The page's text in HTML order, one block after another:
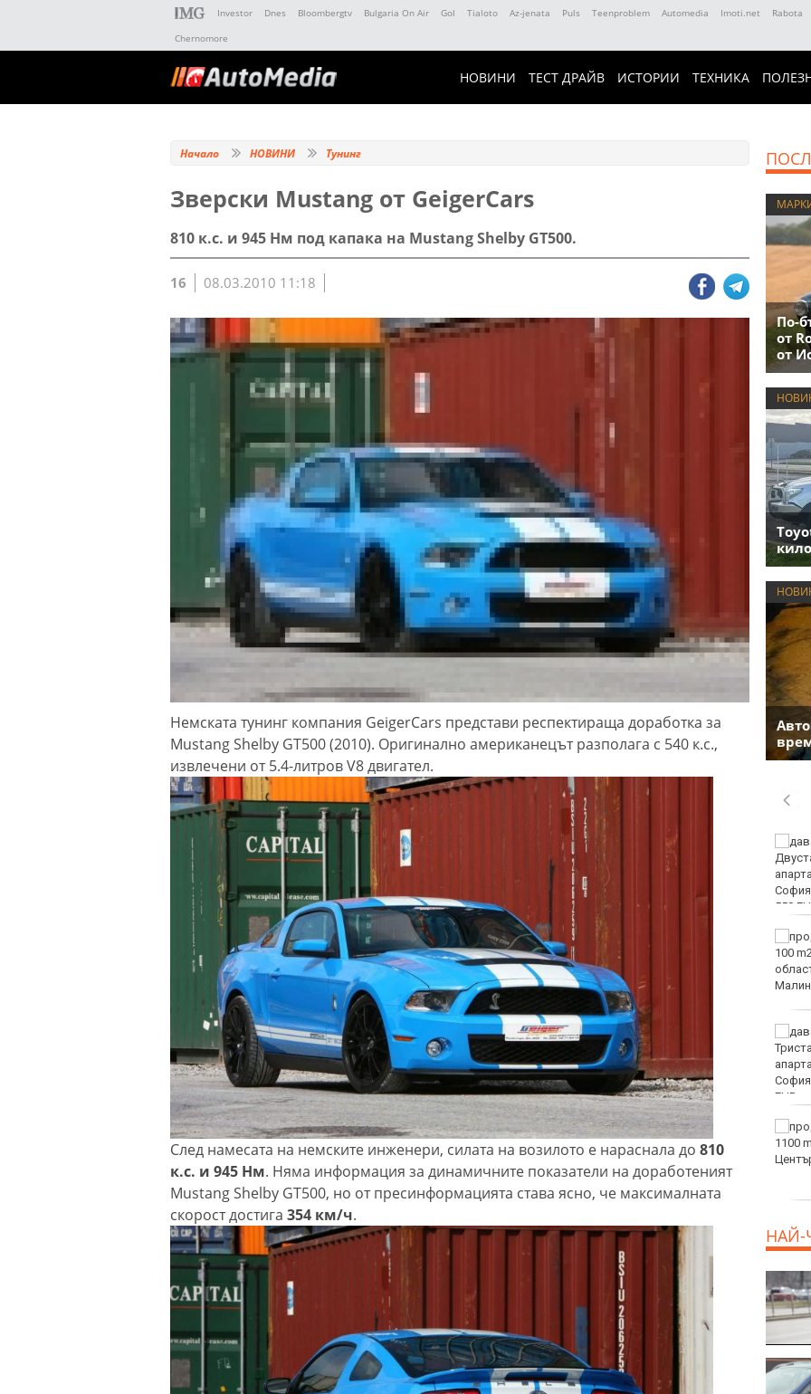
Investor Dnes Bloombergtv Bulgaria On Air Gol Tialoto Az-jenata Puls Teenproblem Automedia Imoti.net Rabota
Chernomore
НОВИНИ ТЕСТ ДРАЙВ ИСТОРИИ ТЕХНИКА
Начало НОВИНИ Тунинг
Зверски Mustang от GeigerCars
810 к.с. и 945 Нм под капака на Mustang Shelby GT500.
16 08.03.2010 11:18
Немската тунинг компания GeigerCars представи респектираща доработка за
Mustang Shelby GT500 (2010). Оригинално американецът разполага с 540 к.с.,
извлечени от 5.4-литров V8 двигател.
След намесата на немските инженери, силата на возилото е нараснала до 810
к.с. и 945 Нм. Няма информация за динамичните показатели на доработеният
Mustang Shelby GT500, но от пресинформацията става ясно, че максималната
скорост достига 354 км/ч.
По-
от
от
Оранжев код за опасни
жеги в 21 области днес
реагирали на 150
сигнала през
последното денонощие
Мачовете и спортът по
ТВ днес (8 август)
Виц на деня - 8 август
НАЙ-